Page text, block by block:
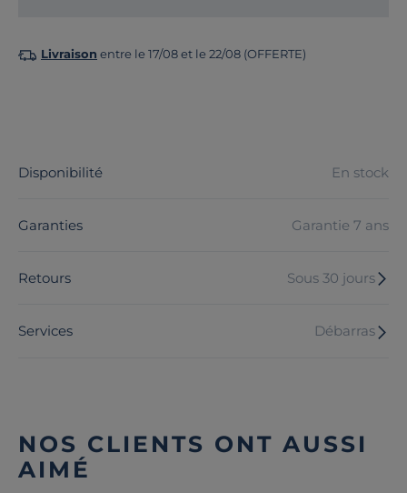
Livraison entre le 17/08 et le 22/08 (OFFERTE)
Disponibilité En stock
Garanties Garantie 7 ans
Retours Sous 30 jours
Services Débarras
NOS CLIENTS ONT AUSSI
AIMÉ